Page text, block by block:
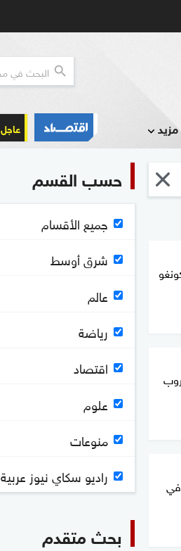
مزيد عاجل
حسب القسم
جميع الأقسام
شرق أوسط
عالم
رياضة
اقتصاد
علوم
منوعات
راديو سكاي نيوز عربية
بحث متقدم